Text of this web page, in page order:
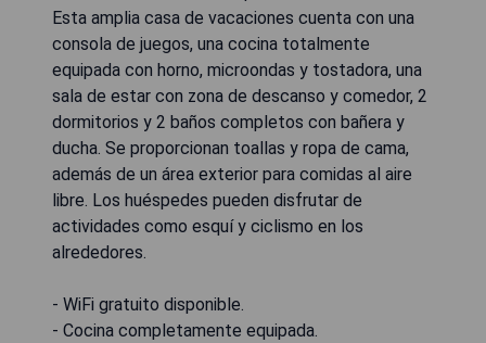
Esta amplia casa de vacaciones cuenta con una
consola de juegos, una cocina totalmente
equipada con horno, microondas y tostadora, una
sala de estar con zona de descanso y comedor, 2
dormitorios y 2 baños completos con bañera y
ducha. Se proporcionan toallas y ropa de cama,
además de un área exterior para comidas al aire
libre. Los huéspedes pueden disfrutar de
actividades como esquí y ciclismo en los
alrededores.
- WiFi gratuito disponible.
- Cocina completamente equipada.